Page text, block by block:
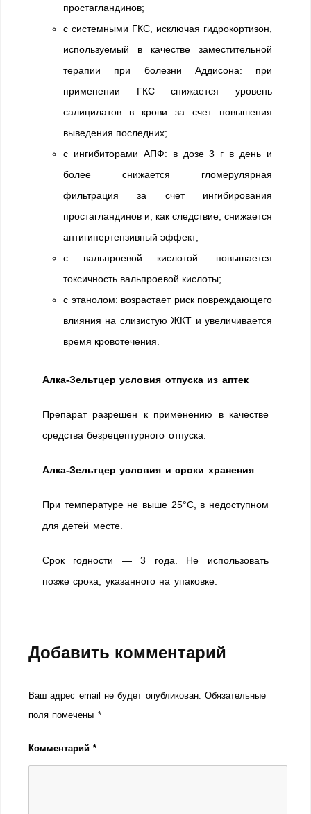
простагландинов;
с системными ГКС, исключая гидрокортизон,
используемый в качестве заместительной
терапии при болезни Аддисона: при
применении ГКС снижается уровень
салицилатов в крови за счет повышения
выведения последних;
с ингибиторами АПФ: в дозе 3 г в день и
более снижается гломерулярная
фильтрация за счет ингибирования
простагландинов и, как следствие, снижается
антигипертензивный эффект;
с вальпроевой кислотой: повышается
токсичность вальпроевой кислоты;
с этанолом: возрастает риск повреждающего
влияния на слизистую ЖКТ и увеличивается
время кровотечения.
Алка-Зельтцер условия отпуска из аптек
Препарат разрешен к применению в качестве
средства безрецептурного отпуска.
Алка-Зельтцер условия и сроки хранения
При температуре не выше 25°С, в недоступном
для детей месте.
Срок годности — 3 года. Не использовать
позже срока, указанного на упаковке.
Добавить комментарий
Ваш адрес email не будет опубликован. Обязательные
поля помечены *
Комментарий*